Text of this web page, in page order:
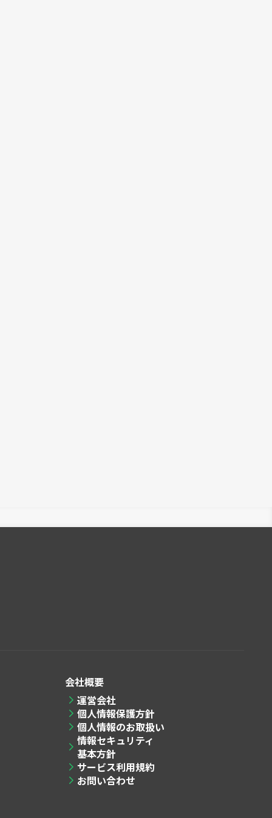
会社概要
運営会社
個人情報保護方針
個人情報のお取扱い
情報セキュリティ
基本方針
サービス利用規約
お問い合わせ